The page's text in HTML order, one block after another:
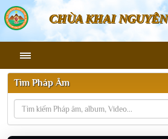
CHÙA KHAI NGUYÊN
Tìm Pháp Âm